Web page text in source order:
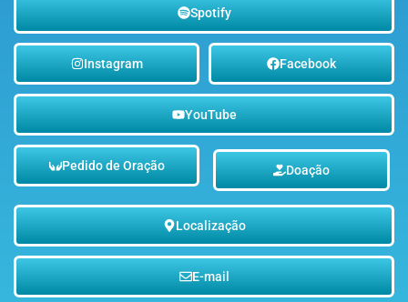
Spotify
Instagram Facebook
YouTube
Pedido de Oração Doação
Localização
E-mail